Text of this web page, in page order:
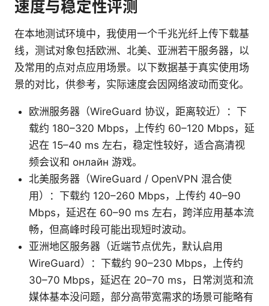
速度与稳定性评测
在本地测试环境中，我使用一个千兆光纤上传下载基
线，测试对象包括欧洲、北美、亚洲若干服务器，以
及常用的点对点应用场景。以下数据基于真实使用场
景的对比，供参考，实际速度会因网络波动而变化。
欧洲服务器（WireGuard 协议，距离较近）：下
载约 180–320 Mbps，上传约 60–120 Mbps，延
迟在 15–40 ms 左右，稳定性较好，适合高清视
频会议和 онлайн 游戏。
北美服务器（WireGuard / OpenVPN 混合使
用）：下载约 120–260 Mbps，上传约 40–90
Mbps，延迟在 60–90 ms 左右，跨洋应用基本流
畅，但高峰时段可能出现短时波动。
亚洲地区服务器（近端节点优先，默认启用
WireGuard）：下载约 90–230 Mbps，上传约
30–70 Mbps，延迟在 20–70 ms，日常浏览和流
媒体基本没问题，部分高带宽需求的场景可能略有